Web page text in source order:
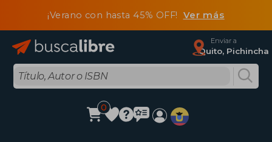
¡Verano con hasta 45% OFF! Ver más
Enviar a
Quito, Pichincha
0